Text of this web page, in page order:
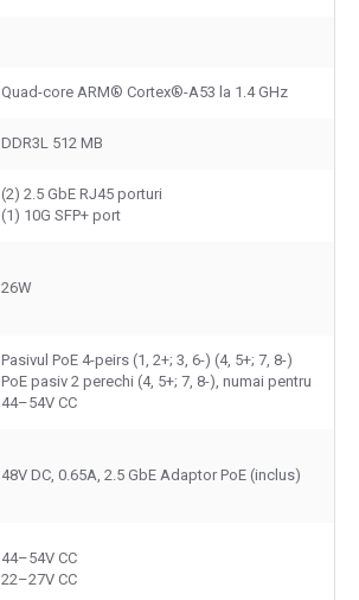
Quad-core ARM® Cortex®-A53 la 1.4 GHz
DDR3L 512 MB
(2) 2.5 GbE RJ45 porturi
(1) 10G SFP+ port
26W
Pasivul PoE 4-peirs (1, 2+; 3, 6-) (4, 5+; 7, 8-)
PoE pasiv 2 perechi (4, 5+; 7, 8-), numai pentru
44–54V CC
48V DC, 0.65A, 2.5 GbE Adaptor PoE (inclus)
44–54V CC
22–27V CC